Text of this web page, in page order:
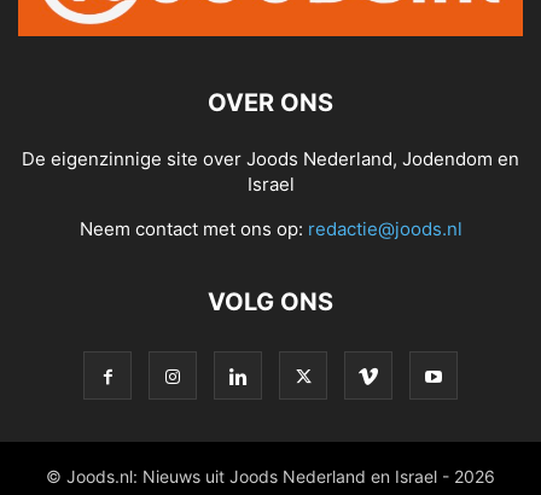
OVER ONS
De eigenzinnige site over Joods Nederland, Jodendom en
Israel
Neem contact met ons op: redactie@joods.nl
VOLG ONS
© Joods.nl: Nieuws uit Joods Nederland en Israel - 2026